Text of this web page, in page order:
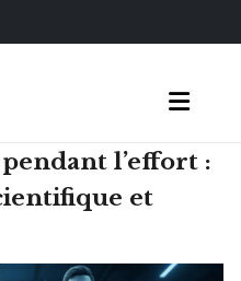
l’effort :
et